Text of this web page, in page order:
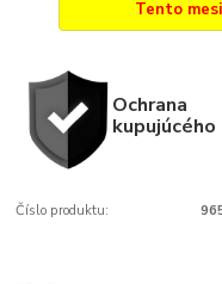
Tento
Ochrana
kupujúcého
Číslo produktu: